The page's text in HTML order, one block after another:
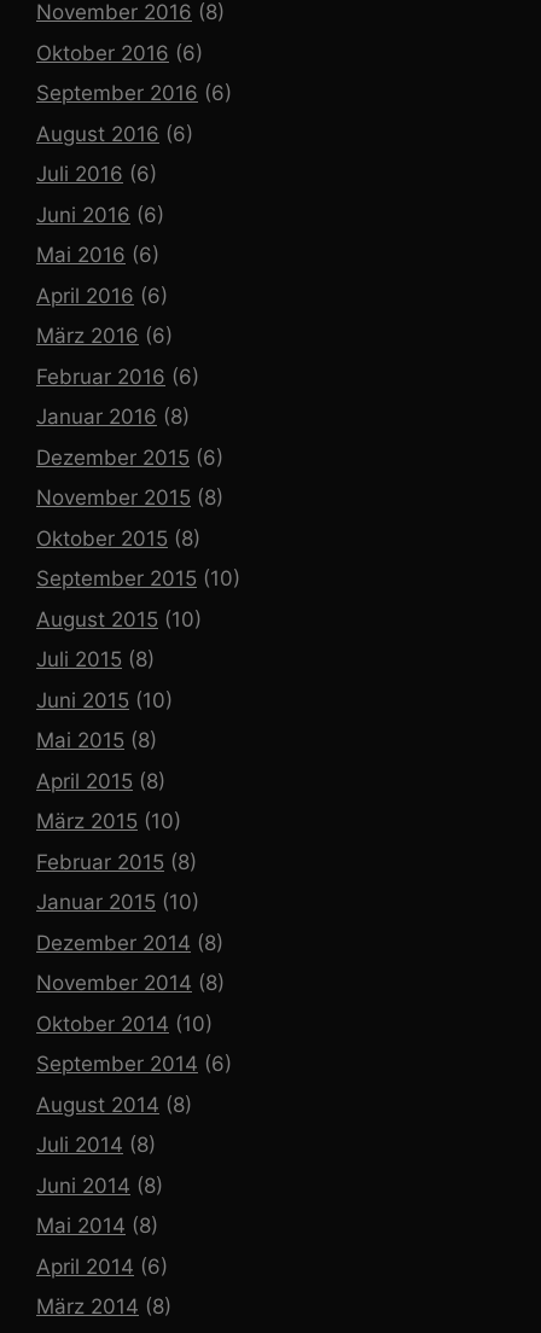
November 2016 (8)
Oktober 2016 (6)
September 2016 (6)
August 2016 (6)
Juli 2016 (6)
Juni 2016 (6)
Mai 2016 (6)
April 2016 (6)
März 2016 (6)
Februar 2016 (6)
Januar 2016 (8)
Dezember 2015 (6)
November 2015 (8)
Oktober 2015 (8)
September 2015 (10)
August 2015 (10)
Juli 2015 (8)
Juni 2015 (10)
Mai 2015 (8)
April 2015 (8)
März 2015 (10)
Februar 2015 (8)
Januar 2015 (10)
Dezember 2014 (8)
November 2014 (8)
Oktober 2014 (10)
September 2014 (6)
August 2014 (8)
Juli 2014 (8)
Juni 2014 (8)
Mai 2014 (8)
April 2014 (6)
März 2014 (8)